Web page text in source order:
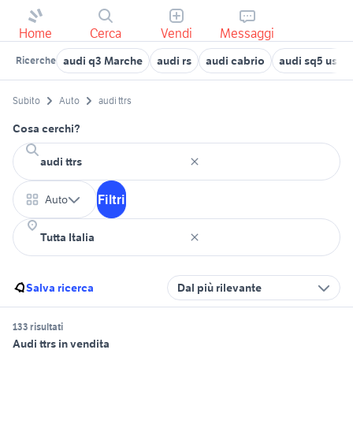
Home Cerca Vendi Messaggi
Ricerche audi q3 Marche audi rs audi cabrio audi sq5 usata
Subito Auto audi ttrs
Cosa cerchi?
Auto Filtri
Salva ricerca Dal più rilevante
133 risultati
Audi ttrs in vendita